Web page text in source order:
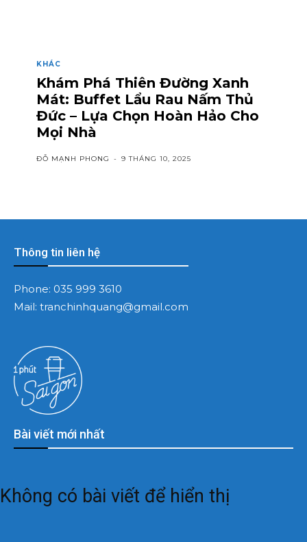
KHÁC
Khám Phá Thiên Đường Xanh
Mát: Buffet Lẩu Rau Nấm Thủ
Đức – Lựa Chọn Hoàn Hảo Cho
Mọi Nhà
ĐỖ MẠNH PHONG - 9 THÁNG 10, 2025
Bài viết mới nhất
Không có bài viết để hiển thị
Thông tin liên hệ
Phone: 035 999 3610
Mail: tranchinhquang@gmail.com